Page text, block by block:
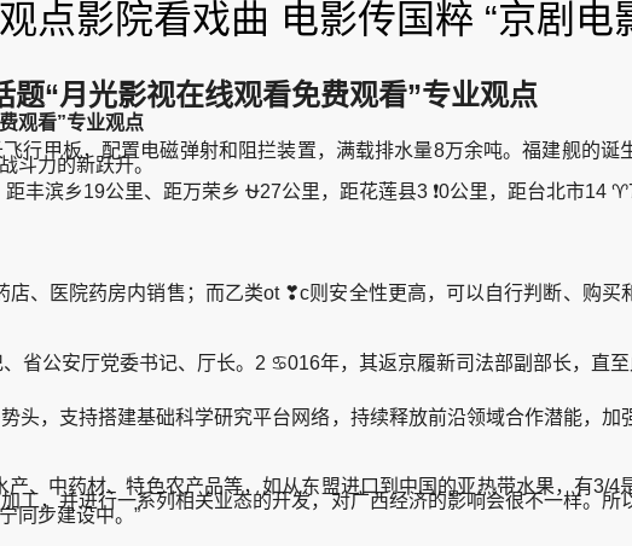
点影院看戏曲 电影传国粹 “京剧电
“月光影视在线观看免费观看”专业观点
观看”专业观点
甲板，配置电磁弹射和阻拦装置，满载排水量8万余吨。福建舰的诞
斗力的新跃升。
乡19公里、距万荣乡 ⛎27公里，距花莲县3 ❗0公里，距台北市14
医院药房内销售；而乙类ot ❣c则安全性更高，可以自行判断、购买
公安厅党委书记、厅长。2 ♋016年，其返京履新司法部副部长，直至
，支持搭建基础科学研究平台网络，持续释放前沿领域合作潜能，加
中药材、特色农产品等，如从东盟进口到中国的亚热带水果，有3/4
工，并进行一系列相关业态的开发，对广西经济的影响会很不一样。
同步建设中。”